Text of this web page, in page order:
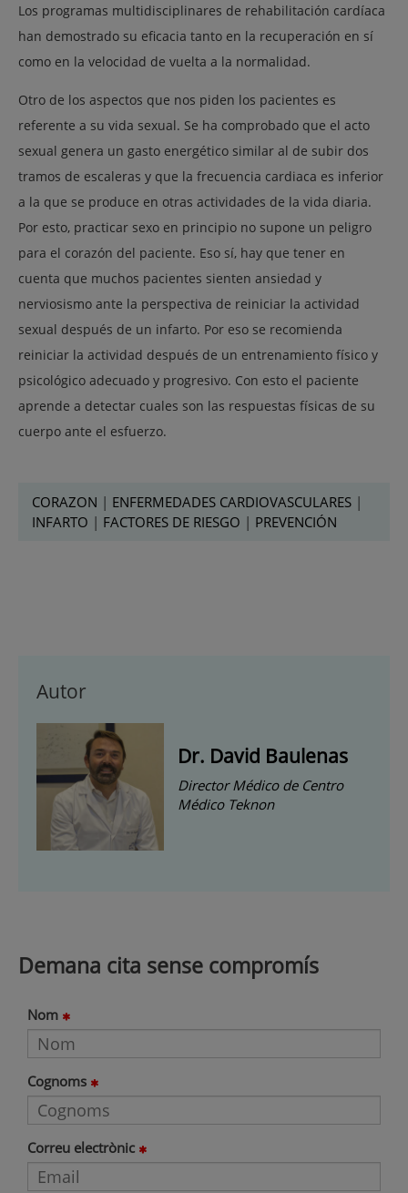
Los programas multidisciplinares de rehabilitación cardíaca
han demostrado su eficacia tanto en la recuperación en sí
como en la velocidad de vuelta a la normalidad.
Otro de los aspectos que nos piden los pacientes es
referente a su vida sexual. Se ha comprobado que el acto
sexual genera un gasto energético similar al de subir dos
tramos de escaleras y que la frecuencia cardiaca es inferior
a la que se produce en otras actividades de la vida diaria.
Por esto, practicar sexo en principio no supone un peligro
para el corazón del paciente. Eso sí, hay que tener en
cuenta que muchos pacientes sienten ansiedad y
nerviosismo ante la perspectiva de reiniciar la actividad
sexual después de un infarto. Por eso se recomienda
reiniciar la actividad después de un entrenamiento físico y
psicológico adecuado y progresivo. Con esto el paciente
aprende a detectar cuales son las respuestas físicas de su
cuerpo ante el esfuerzo.
CORAZON | ENFERMEDADES CARDIOVASCULARES |
INFARTO | FACTORES DE RIESGO | PREVENCIÓN
Autor
Dr. David Baulenas
Director Médico de Centro
Médico Teknon
Demana cita sense compromís
Nom
Cognoms
Correu electrònic